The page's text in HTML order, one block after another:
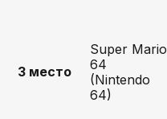
3 место
Super Mario
64
(Nintendo
64)